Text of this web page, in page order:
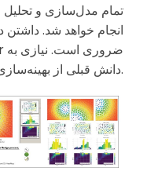
دانش قبلی از بهینه‌سازی یا مدیریت داده‌ها نیست.